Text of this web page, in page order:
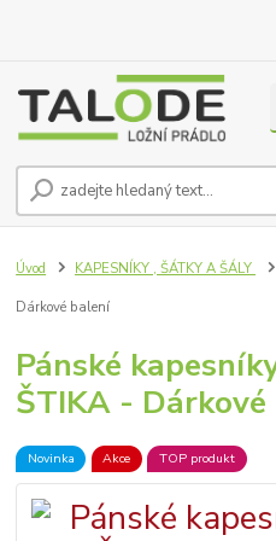
Úvod KAPESNÍKY , ŠÁTKY A ŠÁLY
Dárkové balení
Pánské
ŠTIKA -
Novinka Akce TOP produkt